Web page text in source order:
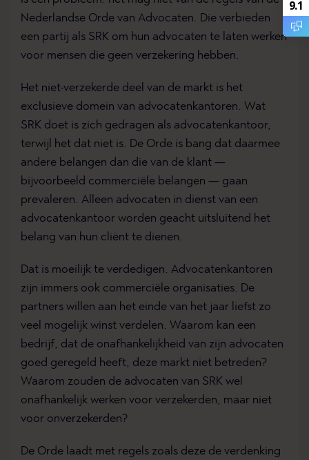
Nederlandse Orde van Advocaten. Die verbieden
een partij als SRK om hun advocaten te laten werken
voor mensen die geen verzekering hebben.
Het niet-verzekerde deel van de markt is het
exclusieve domein van advocatenkantoren. Wat
SRK doet is zich gedragen als advocatenkantoor,
terwijl het dat niet is. De Orde is bang dat daarmee
andere belangen dan die van de klant —
bijvoorbeeld commerciële belangen — gaan
prevaleren. Alleen advocaten in dienst van een
advocatenkantoor worden geacht uitsluitend het
belang van hun cliënt te dienen.
Dat is moeilijk te verdedigen. Advocatenkantoren
zijn immers ook commerciële organisaties. De
partners willen aan het einde van het jaar liefst zo
veel mogelijk winst verdelen. Waarom kan een
bedrijf, dat de onafhankelijkheid van zijn advocaten
goed geregeld heeft, deze markt niet betreden?
Waarom zouden de advocaten van SRK wel
onafhankelijk werken voor verzekerden, maar niet
voor onverzekerden?
De Orde laadt met regels zoals deze de verdenking
9.1